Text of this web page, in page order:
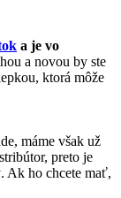
a je vo
a novou by ste
ktorá môže
máme však už
preto je
Ak ho chcete mať,